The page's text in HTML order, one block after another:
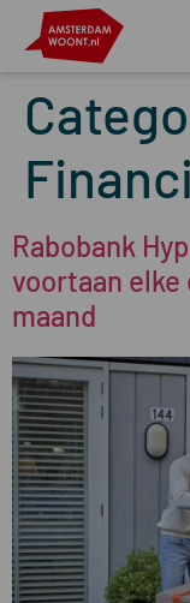
Rabobank
voortaan elke
maand